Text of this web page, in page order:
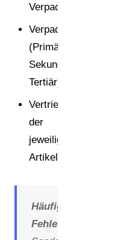
Verpackungseinheiten
Verpackungsebenen
(Primär,
Sekundär,
Tertiär)
Vertriebsländer
der
jeweiligen
Artikel
Häufiger
Fehler: